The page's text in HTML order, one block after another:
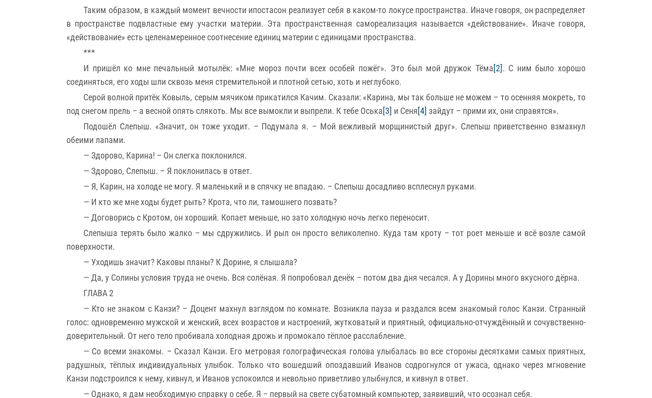
Таким образом, в каждый момент вечности ипостасон реализует себя в каком-то локусе пространства. Иначе говоря, он распределяет
в пространстве подвластные ему участки материи. Эта пространственная самореализация называется «действование». Иначе говоря,
«действование» есть целенамеренное соотнесение единиц материи с единицами пространства.
***
И пришёл ко мне печальный мотылёк: «Мне мороз почти всех особей пожёг». Это был мой дружок Тёма[2]. С ним было хорошо
соединяться, его ходы шли сквозь меня стремительной и плотной сетью, хоть и неглубоко.
Серой волной притёк Ковыль, серым мячиком прикатился Качим. Сказали: «Карина, мы так больше не можем – то осенняя мокреть, то
под снегом прель – а весной опять слякоть. Мы все вымокли и выпрели. К тебе Оська[3] и Сеня[4] зайдут – прими их, они справятся».
Подошёл Слепыш. «Значит, он тоже уходит. – Подумала я. – Мой вежливый морщинистый друг». Слепыш приветственно взмахнул
обеими лапами.
— Здорово, Карина! – Он слегка поклонился.
— Здорово, Слепыш. – Я поклонилась в ответ.
— Я, Карин, на холоде не могу. Я маленький и в спячку не впадаю. – Слепыш досадливо всплеснул руками.
— И кто же мне ходы будет рыть? Крота, что ли, тамошнего позвать?
— Договорись с Кротом, он хороший. Копает меньше, но зато холодную ночь легко переносит.
Слепыша терять было жалко – мы сдружились. И рыл он просто великолепно. Куда там кроту – тот роет меньше и всё возле самой
поверхности.
— Уходишь значит? Каковы планы? К Дорине, я слышала?
— Да, у Солины условия труда не очень. Вся солёная. Я попробовал денёк – потом два дня чесался. А у Дорины много вкусного дёрна.
ГЛАВА 2
— Кто не знаком с Канзи? – Доцент махнул взглядом по комнате. Возникла пауза и раздался всем знакомый голос Канзи. Странный
голос: одновременно мужской и женский, всех возрастов и настроений, жутковатый и приятный, официально-отчуждённый и сочувственно-
доверительный. От него тело пробивала холодная дрожь и промокало тёплое расслабление.
— Со всеми знакомы. – Сказал Канзи. Его метровая голографическая голова улыбалась во все стороны десятками самых приятных,
радушных, тёплых индивидуальных улыбок. Только что вошедший опоздавший Иванов содрогнулся от ужаса, однако через мгновение
Канзи подстроился к нему, кивнул, и Иванов успокоился и невольно приветливо улыбнулся, и кивнул в ответ.
— Однако, я дам необходимую справку о себе. Я – первый на свете субатомный компьютер, заявивший, что осознал себя.